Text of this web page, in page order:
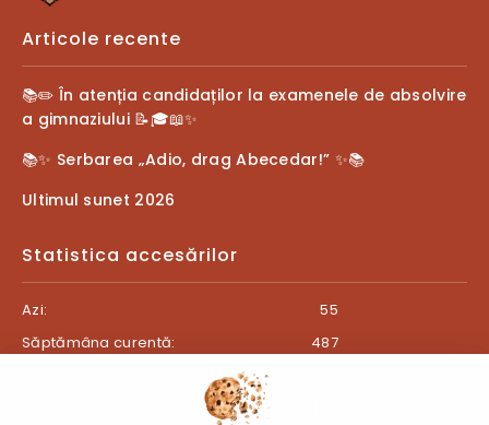
Articole recente
📚✏️ În atenția candidaților la examenele de absolvire
a gimnaziului 📝🎓📖✨
📚✨ Serbarea „Adio, drag Abecedar!” ✨📚
Ultimul sunet 2026
Statistica accesărilor
Azi:
55
Săptămâna curentă:
487